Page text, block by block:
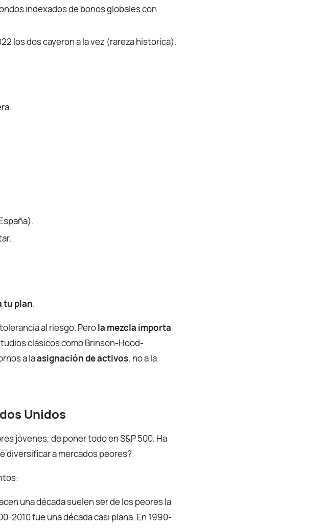
indexados de bonos globales con
los dos cayeron a la vez (rareza histórica).
tu plan.
al riesgo. Perola mezcla importa
clásicos como Brinson-Hood-
a laasignación de activos, no a la
Unidos
jóvenes, de poner todo en S&P 500. Ha
diversificar a mercados peores?
una década suelen ser de los peores la
2010 fue una década casi plana. En 1990-